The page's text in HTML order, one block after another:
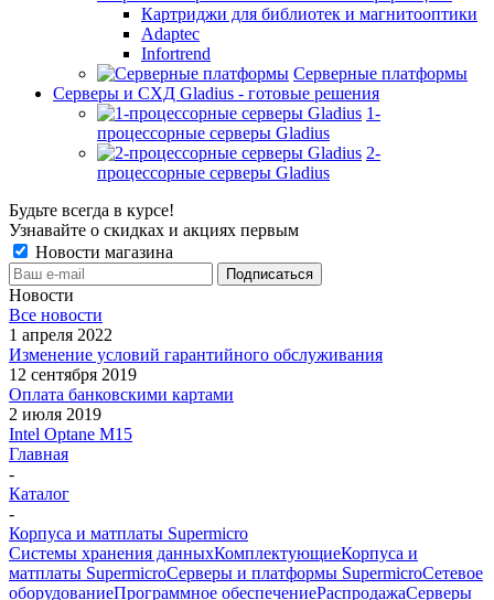
Картриджи для библиотек и магнитооптики
Adaptec
Infortrend
Серверные платформы
Серверы и СХД Gladius - готовые решения
1-
процессорные серверы Gladius
2-
процессорные серверы Gladius
Будьте всегда в курсе!
Узнавайте о скидках и акциях первым
Новости магазина
Новости
Все новости
1 апреля 2022
Изменение условий гарантийного обслуживания
12 сентября 2019
Оплата банковскими картами
2 июля 2019
Intel Optane M15
Главная
-
Каталог
-
Корпуса и матплаты Supermicro
Системы хранения данныхКомплектующиеКорпуса и
матплаты SupermicroСерверы и платформы SupermicroСетевое
оборудованиеПрограммное обеспечениеРаспродажаСерверы